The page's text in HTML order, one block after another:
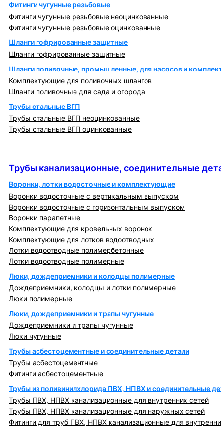
Фитинги чугунные резьбовые
Фитинги чугунные резьбовые неоцинкованные
Фитинги чугунные резьбовые оцинкованные
Шланги гофрированные защитные
Шланги гофрированные защитные
Шланги поливочные, промышленные, для насосов и
Комплектующие для поливочных шлангов
Шланги поливочные для сада и огорода
Трубы стальные ВГП
Трубы стальные ВГП неоцинкованные
Трубы стальные ВГП оцинкованные
Трубы канализационные, соединительные
Воронки, лотки водосточные и комплектующие
Воронки водосточные с вертикальным выпуском
Воронки водосточные с горизонтальным выпуском
Воронки парапетные
Комплектующие для кровельных воронок
Комплектующие для лотков водоотводных
Лотки водоотводные полимербетонные
Лотки водоотводные полимерные
Люки, дождеприемники и колодцы полимерные
Дождеприемники, колодцы и лотки полимерные
Люки полимерные
Люки, дождеприемники и трапы чугунные
Дождеприемники и трапы чугунные
Люки чугунные
Трубы асбестоцементные и соединительные детали
Трубы асбестоцементные
Фитинги асбестоцементные
Трубы из поливинилхлорида ПВХ, НПВХ и соединительные
Трубы ПВХ, НПВХ канализационные для внутренних сетей
Трубы ПВХ, НПВХ канализационные для наружных сетей
Фитинги для труб ПВХ, НПВХ канализационные для